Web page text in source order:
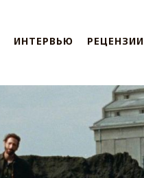
ИНТЕРВЬЮ РЕЦЕНЗИИ